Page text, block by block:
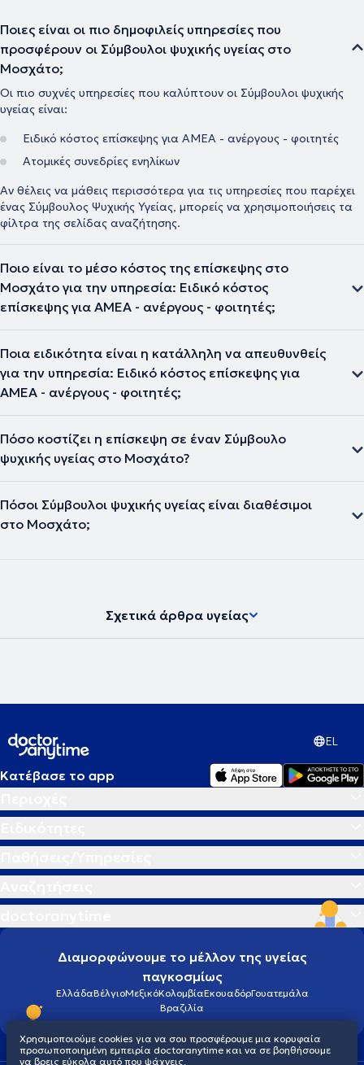
Ποιες είναι οι πιο δημοφιλείς υπηρεσίες που
προσφέρουν οι Σύμβουλοι ψυχικής υγείας στο
Μοσχάτο;
Οι πιο συχνές υπηρεσίες που καλύπτουν οι Σύμβουλοι ψυχικής
υγείας είναι:
Ειδικό κόστος επίσκεψης για ΑΜΕΑ - ανέργους - φοιτητές
Ατομικές συνεδρίες ενηλίκων
Αν θέλεις να μάθεις περισσότερα για τις υπηρεσίες που παρέχει
ένας Σύμβουλος Ψυχικής Υγείας, μπορείς να χρησιμοποιήσεις τα
φίλτρα της σελίδας αναζήτησης.
Ποιο είναι το μέσο κόστος της επίσκεψης στο
Μοσχάτο για την υπηρεσία: Ειδικό κόστος
επίσκεψης για ΑΜΕΑ - ανέργους - φοιτητές;
Ποια ειδικότητα είναι η κατάλληλη να απευθυνθείς
για την υπηρεσία: Ειδικό κόστος επίσκεψης για
ΑΜΕΑ - ανέργους - φοιτητές;
Πόσο κοστίζει η επίσκεψη σε έναν Σύμβουλο
ψυχικής υγείας στο Μοσχάτο?
Πόσοι Σύμβουλοι ψυχικής υγείας είναι διαθέσιμοι
στο Μοσχάτο;
Σχετικά άρθρα υγείας
EL
Κατέβασε το app
Διαμορφώνουμε το μέλλον της υγείας
παγκοσμίως
ΕλλάδαΒέλγιοΜεξικόΚολομβίαΕκουαδόρΓουατεμάλα
Βραζιλία
Χρησιμοποιούμε cookies για να σου προσφέρουμε μια κορυφαία
προσωποποιημένη εμπειρία doctoranytime και να σε βοηθήσουμε
να βρεις εύκολα αυτό που ψάχνεις.